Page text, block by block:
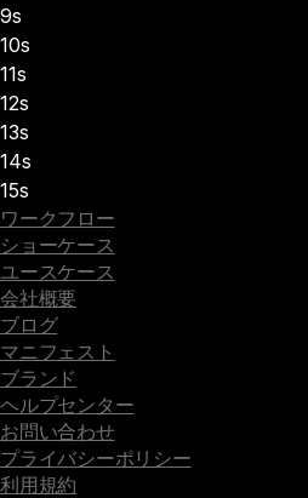
9s
10s
11s
12s
13s
14s
15s
ワークフロー
ショーケース
ユースケース
会社概要
ブログ
マニフェスト
ブランド
ヘルプセンター
お問い合わせ
プライバシーポリシー
利用規約